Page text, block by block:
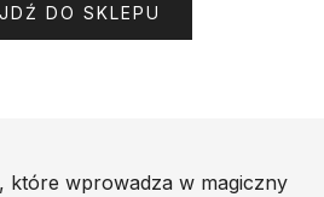
DO SKLEPU
które wprowadza w magiczny